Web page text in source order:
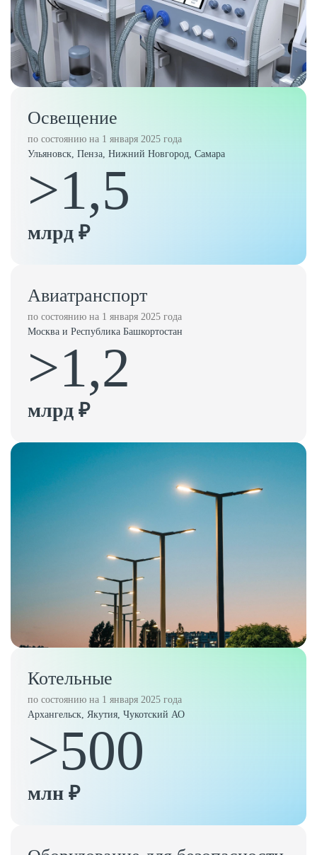
Освещение
по состоянию на 1 января 2025 года
Ульяновск, Пенза, Нижний Новгород, Самара
>1,5
млрд ₽
Авиатранспорт
по состоянию на 1 января 2025 года
Москва и Республика Башкортостан
>1,2
млрд ₽
Котельные
по состоянию на 1 января 2025 года
Архангельск, Якутия, Чукотский АО
>500
млн ₽